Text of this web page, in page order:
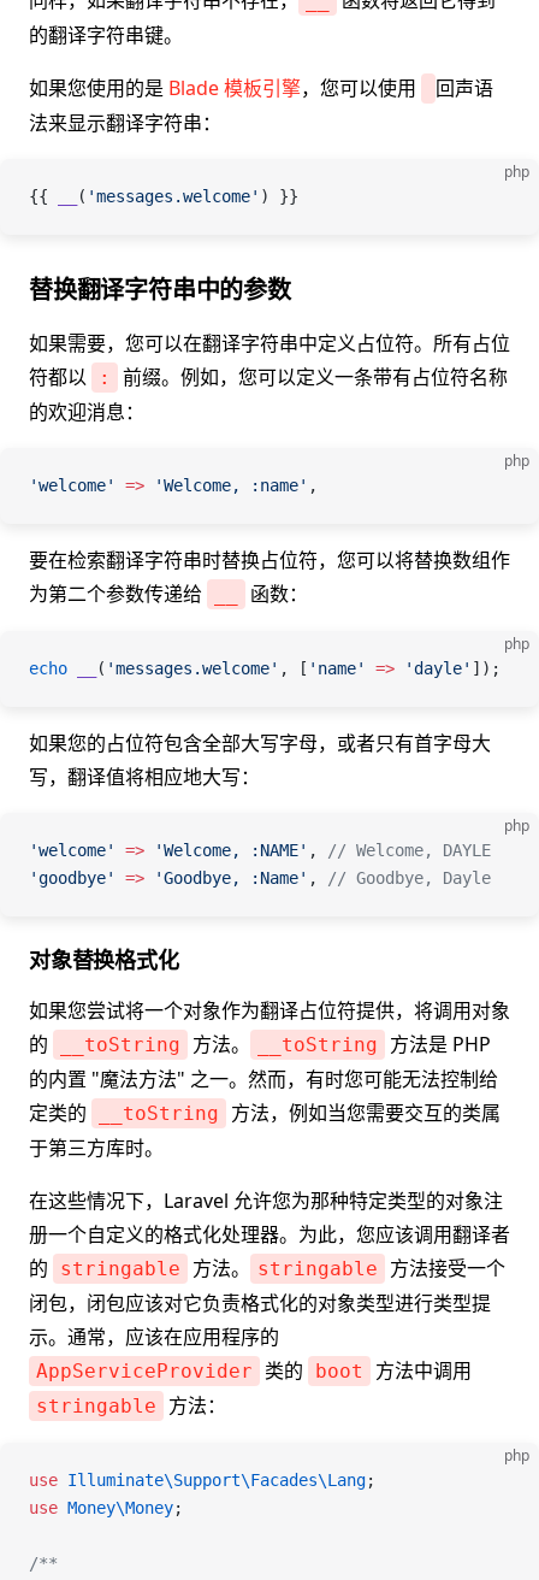
的翻译字符串键。
如果您使用的是 Blade 模板引擎，您可以使用
回声语
法来显示翻译字符串：
php
{{ ( 'messages.welcome' ) }}
替换翻译字符串中的参数
如果需要，您可以在翻译字符串中定义占位符。所有占位
符都以
:
前缀。例如，您可以定义一条带有占位符名称
的欢迎消息：
php
'welcome' => 'Welcome, :name' ,
要在检索翻译字符串时替换占位符，您可以将替换数组作
为第二个参数传递给
函数：
php
echo ( 'messages.welcome' , [ 'name' => 'dayle' ]);
如果您的占位符包含全部大写字母，或者只有首字母大
写，翻译值将相应地大写：
php
'welcome' => 'Welcome, :NAME' ,
// Welcome, DAYLE
'goodbye'
=> 'Goodbye, :Name' , // Goodbye, Dayle
对象替换格式化
如果您尝试将一个对象作为翻译占位符提供，将调用对象
的
__toString 方法。 __toString
方法是 PHP
的内置 "魔法方法" 之一。然而，有时您可能无法控制给
定类的
__toString
方法，例如当您需要交互的类属
于第三方库时。
在这些情况下，Laravel 允许您为那种特定类型的对象注
册一个自定义的格式化处理器。为此，您应该调用翻译者
的
stringable 方法。 stringable
方法接受一个
闭包，闭包应该对它负责格式化的对象类型进行类型提
示。通常，应该在应用程序的
AppServiceProvider 类的 boot 方法中调用
stringable 方法：
php
use Illuminate\Support\Facades\Lang;
use Money\Money;
/**